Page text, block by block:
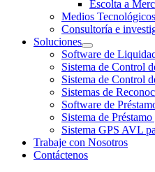
Escolta a
Medios Tecnológicos
Consultoría e
Soluciones
Software de
Sistema de Control
Sistema de Control
Sistemas de
Software de
Sistema de
Sistema GPS AVL
Trabaje con Nosotros
Contáctenos